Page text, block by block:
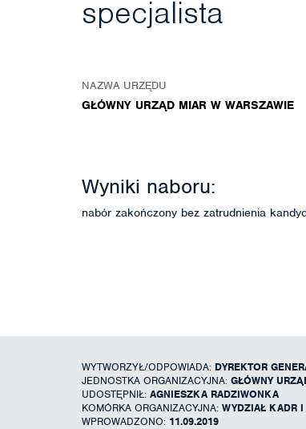
specjalista
NAZWA URZĘDU
GŁÓWNY URZĄD MIAR W WARSZAWIE
Wyniki naboru:
nabór zakończony bez zatrudnienia
WYTWORZYŁ/ODPOWIADA: DYREKTOR
JEDNOSTKA ORGANIZACYJNA: GŁÓWNY
UDOSTĘPNIŁ: AGNIESZKA RADZIWONKA
KOMÓRKA ORGANIZACYJNA: WYDZIAŁ KADR I
WPROWADZONO: 11.09.2019